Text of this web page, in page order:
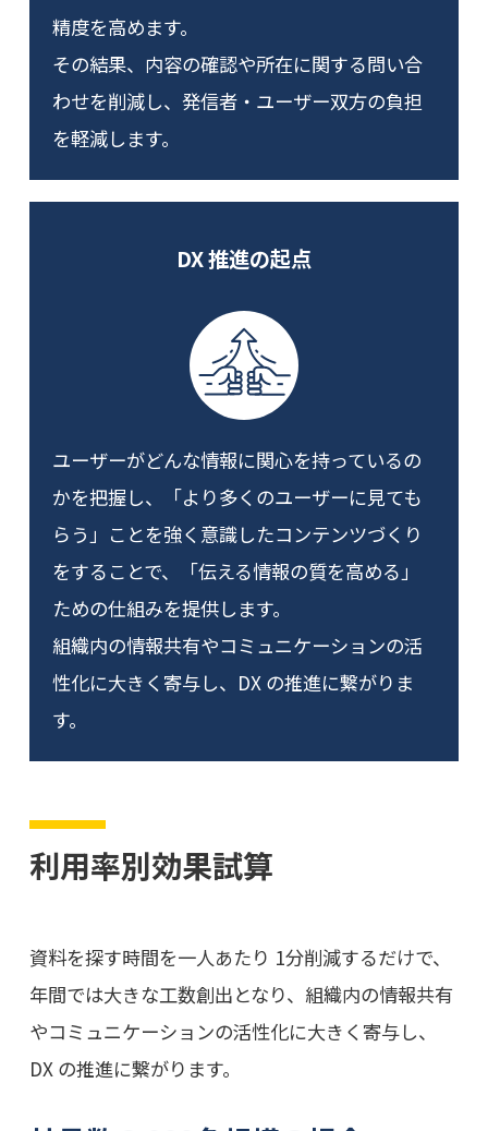
精度を高めます。
その結果、内容の確認や所在に関する問い合
わせを削減し、発信者・ユーザー双方の負担
を軽減します。
DX 推進の起点
ユーザーがどんな情報に関心を持っているの
かを把握し、「より多くのユーザーに見ても
らう」ことを強く意識したコンテンツづくり
をすることで、「伝える情報の質を高める」
ための仕組みを提供します。
組織内の情報共有やコミュニケーションの活
性化に大きく寄与し、DX の推進に繋がりま
す。
利用率別効果試算
資料を探す時間を一人あたり 1分削減するだけで、
年間では大きな工数創出となり、組織内の情報共有
やコミュニケーションの活性化に大きく寄与し、
DX の推進に繋がります。